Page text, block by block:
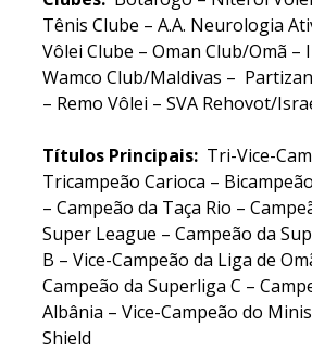
Tênis Clube – A.A. Neurologia
Vôlei Clube – Oman Club/Omã –
Wamco Club/Maldivas –
– Remo Vôlei – SVA Rehovot/
Títulos Principais: Tri-Vice-
Tricampeão Carioca –
– Campeão da Taça Rio –
Super League – Campeão da
B – Vice-Campeão da Liga de
Campeão da Superliga C –
Albânia – Vice-Campeão do
Shield